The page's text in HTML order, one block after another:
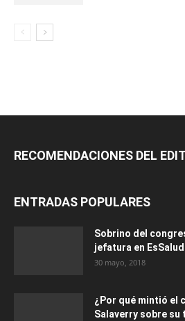
RECOMENDACIONES DEL
ENTRADAS POPULARES
Sobrino del
jefatura en
30 mayo, 2018
¿Por qué mintió el
Salaverry sobre